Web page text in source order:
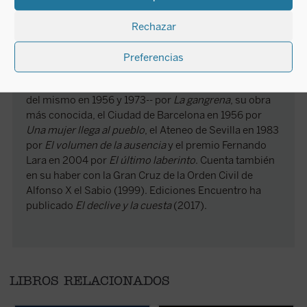
Rechazar
Preferencias
novelas, --además de varios libros de cuentos y
algunos ensayos--, escritas en un arco temporal que
va desde su juventud hasta poco antes de su
fallecimiento en 2014. Recibió a lo largo de su vida
diversos premios literarios, de entre los que destacan
del mismo en 1956 y 1973-- por La gangrena, su obra
más conocida, el Ciudad de Barcelona en 1956 por
Una mujer llega al pueblo, el Ateneo de Sevilla en 1983
por El volumen de la ausenciay el premio Fernando
Lara en 2004 por El último laberinto. Cuenta también
en su haber con la Gran Cruz de la Orden Civil de
Alfonso X el Sabio (1999). Ediciones Encuentro ha
publicado El declive y la cuesta(2017).
LIBROS RELACIONADOS